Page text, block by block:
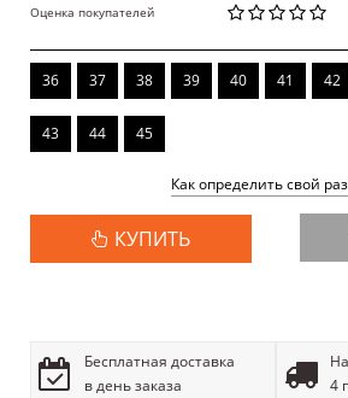
Оценка покупателей
36 37 38 39 40 41 42
43 44 45
Как определить свой
КУПИТЬ
Бесплатная доставка
в день заказа
4